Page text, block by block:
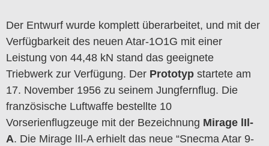
Der Entwurf wurde komplett überarbeitet, und mit der
Verfügbarkeit des neuen Atar-1O1G mit einer
Leistung von 44,48 kN stand das geeignete
Triebwerk zur Verfügung. Der Prototyp startete am
17. November 1956 zu seinem Jungfernflug. Die
französische Luftwaffe bestellte 10
Vorserienflugzeuge mit der Bezeichnung Mirage lIl-
A. Die Mirage lIl-A erhielt das neue “Snecma Atar 9-